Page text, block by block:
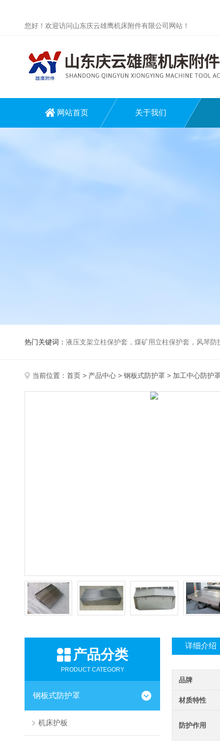
您好！欢迎访问山东庆云雄鹰机床附件有限公司网站！
网站首页 关于我们
热门关键词： 液压支架立柱保护套，煤矿用立柱保护套，风琴
当前位置： 首页 > 产品中心 > 钢板式防护罩 > 加工中心防护
产品分类
PRODUCT CATEGORY
钢板式防护罩
机床护板
详细介绍
品牌
材质特性
防护作用